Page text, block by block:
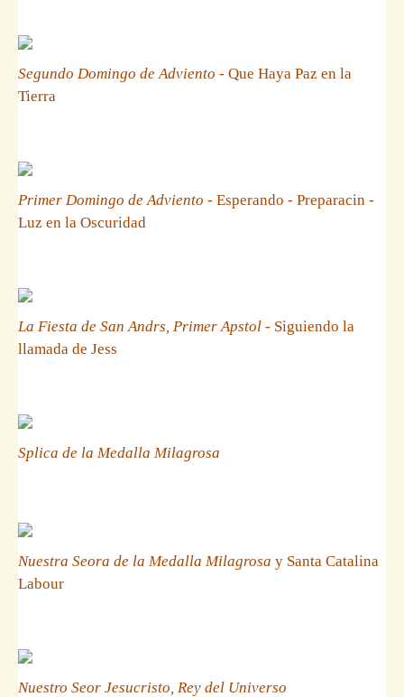
Segundo Domingo de Adviento - Que Haya Paz en la
Tierra
Primer Domingo de Adviento - Esperando - Preparacin -
Luz en la Oscuridad
La Fiesta de San Andrs, Primer Apstol - Siguiendo la
llamada de Jess
Splica de la Medalla Milagrosa
Nuestra Seora de la Medalla Milagrosa y Santa Catalina
Labour
Nuestro Seor Jesucristo, Rey del Universo